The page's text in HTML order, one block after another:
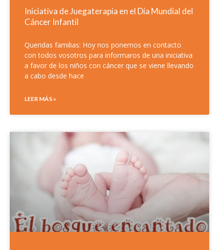
Iniciativa de Juegaterapia en el Día Mundial del
Cáncer Infantil
Queridas familias: Hoy nos ponemos en contacto
con todos vosotros para informaros de una iniciativa
a favor de los niños con cáncer que se viene llevando
a cabo desde hace
LEER MÁS »